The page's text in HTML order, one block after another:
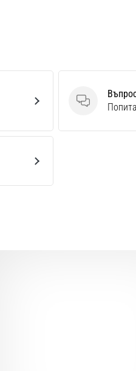
Въпроси